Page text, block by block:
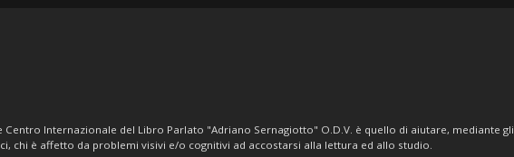
Centro Internazionale del Libro Parlato "Adriano Sernagiotto" O.D.V. è quello di aiutare, mediante gli
chi è affetto da problemi visivi e/o cognitivi ad accostarsi alla lettura ed allo studio.